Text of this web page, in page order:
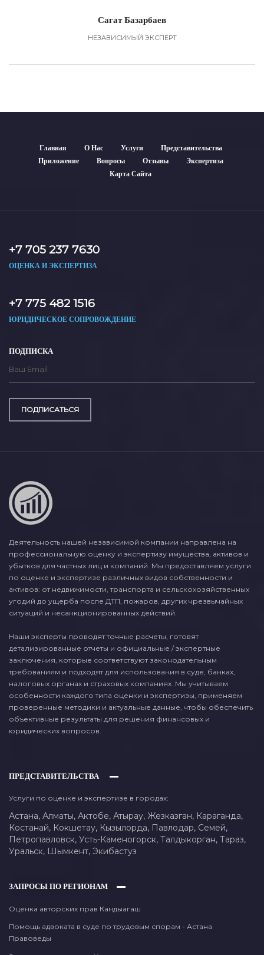
Сагат Базарбаев
НЕЗАВИСИМЫЙ ЭКСПЕРТ
Главная О Нас Услуги
Представительства
Приложение
Вопросы Отзывы
Экспертиза
Карта Сайта
+7 705 237 7630
ОЦЕНКА И ЭКСПЕРТИЗА
+7 775 482 1516
ЮРИДИЧЕСКОЕ СОПРОВОЖДЕНИЕ
ПОДПИСКА
ПОДПИСАТЬСЯ
Деятельность нашей независимой компании направлена на
профессиональную оценку и экспертизу имущества, активов и
убытков для частных лиц и компаний. Мы предоставляем услуги
по оценке и экспертизе различных видов собственности и
активов: от недвижимости, транспорта и сельскохозяйственных
угодий до ущерба после ДТП, пожаров, других чрезвычайных
ситуаций и несанкционированных действий.
Наши эксперты проводят точные расчеты, готовят
детализированные отчеты и официальные / экспертные
заключения, которые соответствуют законодательным
требованиям и подходят для использования в суде, банках,
налоговых органах и страховых компаниях. Мы учитываем
особенности каждого типа оценки и экспертизы, применяем
проверенные методики и актуальные данные, чтобы обеспечить
объективные результаты для решения финансовых и
юридических вопросов.
ПРЕДСТАВИТЕЛЬСТВА
Услуги по оценке и экспертизе в городах:
Астана, Алматы, Актобе, Атырау, Жезказган, Караганда,
Костанай, Кокшетау, Кызылорда, Павлодар, Семей,
Петропавловск, Усть-Каменогорск, Талдыкорган, Тараз,
Уральск, Шымкент, Экибастуз
ЗАПРОСЫ ПО РЕГИОНАМ
Оценка авторских прав Кандыагаш
Помощь адвоката в суде по трудовым спорам - Астана
Правоведы